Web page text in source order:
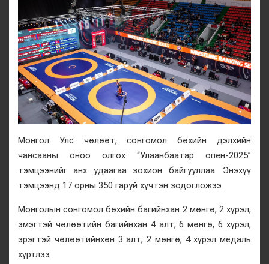
Монгол Улс чөлөөт, сонгомол бөхийн дэлхийн
чансааны оноо олгох “Улаанбаатар опен-2025”
тэмцээнийг анх удаагаа зохион байгууллаа. Энэхүү
тэмцээнд 17 орны 350 гаруй хүчтэн зодогложээ.
Монголын сонгомол бөхийн багийнхан 2 мөнгө, 2 хүрэл,
эмэгтэй чөлөөтийн багийнхан 4 алт, 6 мөнгө, 6 хүрэл,
эрэгтэй чөлөөтийнхөн 3 алт, 2 мөнгө, 4 хүрэл медаль
хүртлээ.